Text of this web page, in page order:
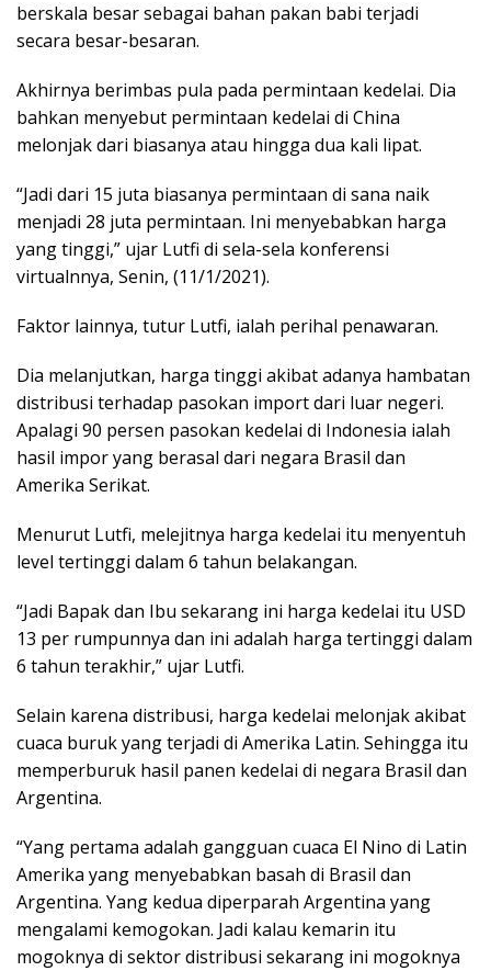
berskala besar sebagai bahan pakan babi terjadi
secara besar-besaran.
Akhirnya berimbas pula pada permintaan kedelai. Dia
bahkan menyebut permintaan kedelai di China
melonjak dari biasanya atau hingga dua kali lipat.
“Jadi dari 15 juta biasanya permintaan di sana naik
menjadi 28 juta permintaan. Ini menyebabkan harga
yang tinggi,” ujar Lutfi di sela-sela konferensi
virtualnnya, Senin, (11/1/2021).
Faktor lainnya, tutur Lutfi, ialah perihal penawaran.
Dia melanjutkan, harga tinggi akibat adanya hambatan
distribusi terhadap pasokan import dari luar negeri.
Apalagi 90 persen pasokan kedelai di Indonesia ialah
hasil impor yang berasal dari negara Brasil dan
Amerika Serikat.
Menurut Lutfi, melejitnya harga kedelai itu menyentuh
level tertinggi dalam 6 tahun belakangan.
“Jadi Bapak dan Ibu sekarang ini harga kedelai itu USD
13 per rumpunnya dan ini adalah harga tertinggi dalam
6 tahun terakhir,” ujar Lutfi.
Selain karena distribusi, harga kedelai melonjak akibat
cuaca buruk yang terjadi di Amerika Latin. Sehingga itu
memperburuk hasil panen kedelai di negara Brasil dan
Argentina.
“Yang pertama adalah gangguan cuaca El Nino di Latin
Amerika yang menyebabkan basah di Brasil dan
Argentina. Yang kedua diperparah Argentina yang
mengalami kemogokan. Jadi kalau kemarin itu
mogoknya di sektor distribusi sekarang ini mogoknya